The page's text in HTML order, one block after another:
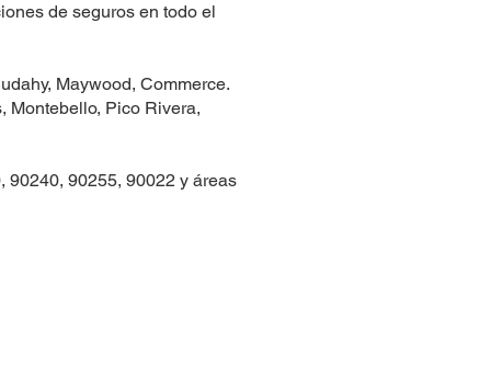
de seguros en todo el
Maywood, Commerce.
Montebello, Pico Rivera,
90240, 90255, 90022 y áreas